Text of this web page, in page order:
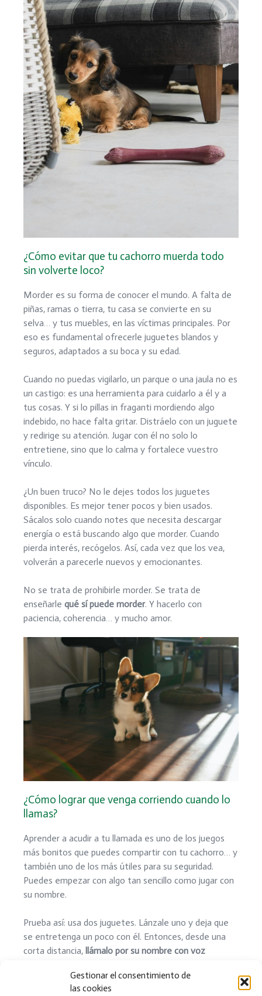
Gestionar el consentimiento de
las cookies
¿Cómo evitar que tu cachorro muerda todo
sin volverte loco?
Morder es su forma de conocer el mundo. A falta de
piñas, ramas o tierra, tu casa se convierte en su
selva… y tus muebles, en las víctimas principales. Por
eso es fundamental ofrecerle juguetes blandos y
seguros, adaptados a su boca y su edad.
Cuando no puedas vigilarlo, un parque o una jaula no es
un castigo: es una herramienta para cuidarlo a él y a
tus cosas. Y si lo pillas in fraganti mordiendo algo
indebido, no hace falta gritar. Distráelo con un juguete
y redirige su atención. Jugar con él no solo lo
entretiene, sino que lo calma y fortalece vuestro
vínculo.
¿Un buen truco? No le dejes todos los juguetes
disponibles. Es mejor tener pocos y bien usados.
Sácalos solo cuando notes que necesita descargar
energía o está buscando algo que morder. Cuando
pierda interés, recógelos. Así, cada vez que los vea,
volverán a parecerle nuevos y emocionantes.
No se trata de prohibirle morder. Se trata de
enseñarle qué sí puede morder. Y hacerlo con
paciencia, coherencia… y mucho amor.
¿Cómo lograr que venga corriendo cuando lo
llamas?
Aprender a acudir a tu llamada es uno de los juegos
más bonitos que puedes compartir con tu cachorro… y
también uno de los más útiles para su seguridad.
Puedes empezar con algo tan sencillo como jugar con
su nombre.
Prueba así: usa dos juguetes. Lánzale uno y deja que
se entretenga un poco con él. Entonces, desde una
corta distancia, llámalo por su nombre con voz
encantado, no solo por curiosidad, sino porque
empieza a asociar ese sonido —su nombre, tu voz—